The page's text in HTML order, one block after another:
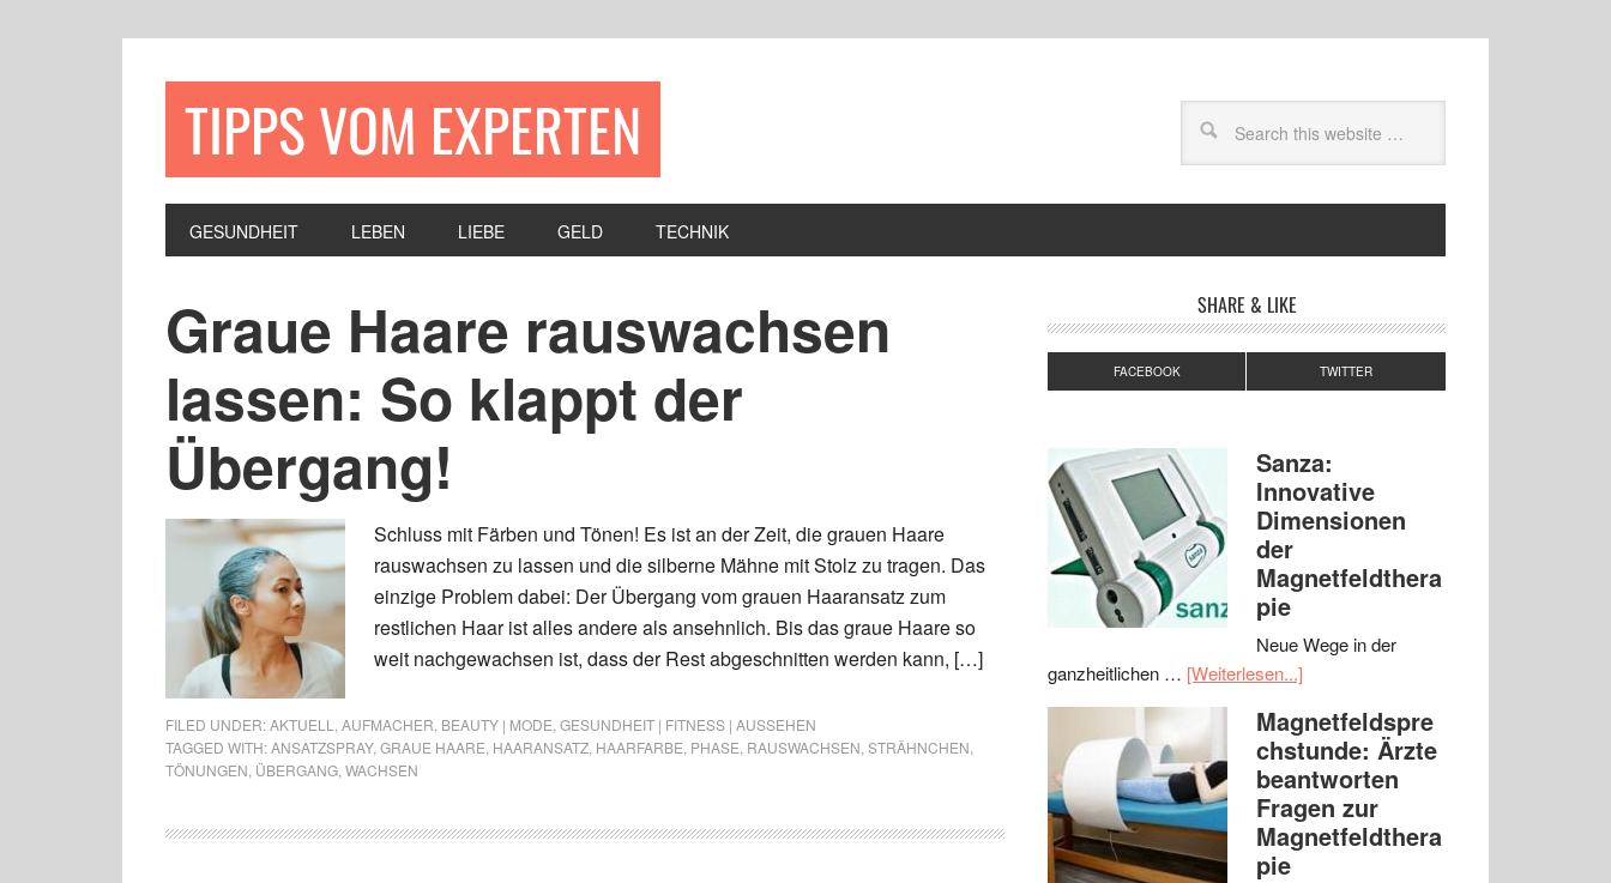
TIPPS VOM EXPERTEN
GESUNDHEIT LEBEN LIEBE GELD TECHNIK
Graue Haare rauswachsen
lassen: So klappt der
Übergang!
Schluss mit Färben und Tönen! Es ist an der Zeit, die grauen Haare
rauswachsen zu lassen und die silberne Mähne mit Stolz zu tragen. Das
einzige Problem dabei: Der Übergang vom grauen Haaransatz zum
restlichen Haar ist alles andere als ansehnlich. Bis das graue Haare so
weit nachgewachsen ist, dass der Rest abgeschnitten werden kann, […]
FILED UNDER:AKTUELL AUFMACHER BEAUTY | MODE GESUNDHEIT | FITNESS | AUSSEHEN
TAGGED WITH:ANSATZSPRAY, GRAUE HAARE HAARANSATZ HAARFARBE PHASE RAUSWACHSEN STRÄHNCHEN
TÖNUNGEN ÜBERGANG WACHSEN
SHARE & LIKE
FACEBOOK TWITTER
Sanza:
Innovative
Dimensionen
der
Magnetfeldthera
pie
Neue Wege in der
ganzheitlichen … [Weiterlesen...]
Magnetfeldspre
chstunde: Ärzte
beantworten
Fragen zur
Magnetfeldthera
pie